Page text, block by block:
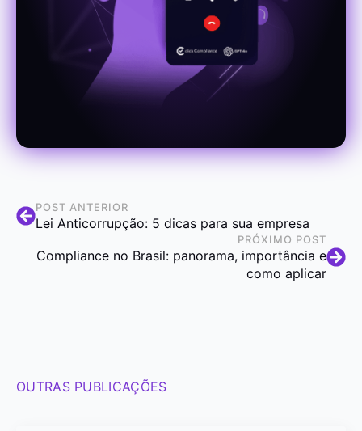
POST ANTERIOR
Lei Anticorrupção: 5 dicas para sua empresa
PRÓXIMO POST
Compliance no Brasil: panorama, importância e
como aplicar
OUTRAS PUBLICAÇÕES